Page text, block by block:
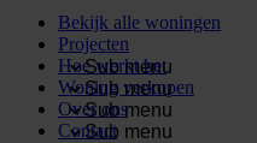
Bekijk alle woningen
Projecten
Sub menu
Hoe werkt het
Sub menu
Woning verkopen
Sub menu
Over ons
Sub menu
Contact